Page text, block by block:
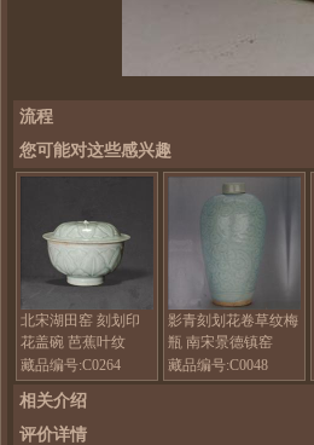
流程
您可能对这些感兴趣
北宋湖田窑 刻划印
花盖碗 芭蕉叶纹
藏品编号:C0264
影青刻划花卷草纹梅
瓶 南宋景德镇窑
藏品编号:C0048
相关介绍
评价详情